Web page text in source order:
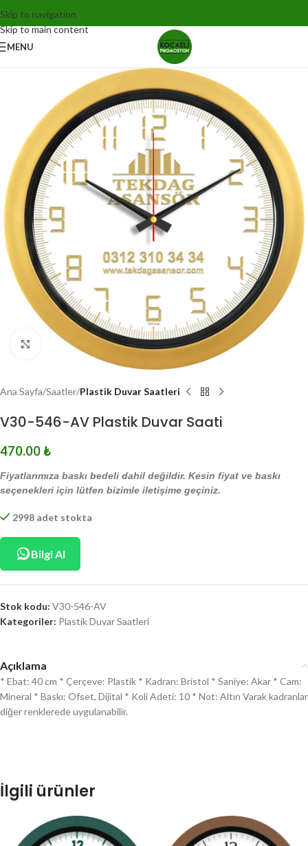
Skip to navigation
Skip to main content
MENU
Click to enlarge
Ana Sayfa Saatler Plastik Duvar Saatleri
V30-546-AV Plastik Duvar Saati
470.00₺
Fiyatlarımıza baskı bedeli dahil değildir. Kesin fiyat ve baskı
seçenekleri için lütfen bizimle iletişime geçiniz.
2998 adet stokta
Bilgi Al
Stok kodu: V30-546-AV
Kategoriler: Plastik Duvar Saatleri
Açıklama
* Ebat: 40 cm * Çerçeve: Plastik * Kadran: Bristol * Saniye: Akar * Cam:
Mineral * Baskı: Ofset, Dijital * Koli Adeti: 10 * Not: Altın Varak kadranlar
diğer renklerede uygulanabilir.
İlgili ürünler